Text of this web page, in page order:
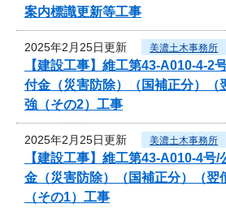
案内標識更新等工事
2025年2月25日更新 美濃土木事務所
【建設工事】維工第43-A010-4-2
付金（災害防除）（国補正分）（
強（その2）工事
2025年2月25日更新 美濃土木事務所
【建設工事】維工第43-A010-4号
金（災害防除）（国補正分）（翌
（その1）工事